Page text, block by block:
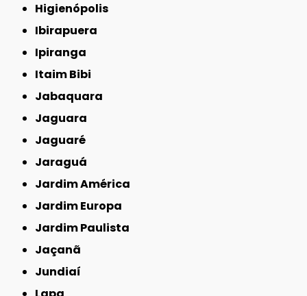
Higienópolis
Ibirapuera
Ipiranga
Itaim Bibi
Jabaquara
Jaguara
Jaguaré
Jaraguá
Jardim América
Jardim Europa
Jardim Paulista
Jaçanã
Jundiaí